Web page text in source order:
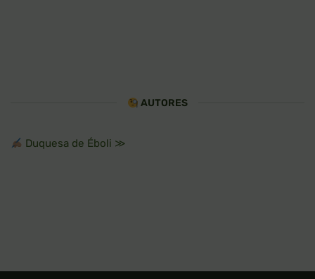
AUTORES
Duquesa de Éboli ≫